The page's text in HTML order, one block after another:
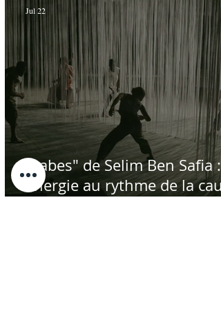
"Labes" de Selim Ben Safia :
énergie au rythme de la
Jul 22